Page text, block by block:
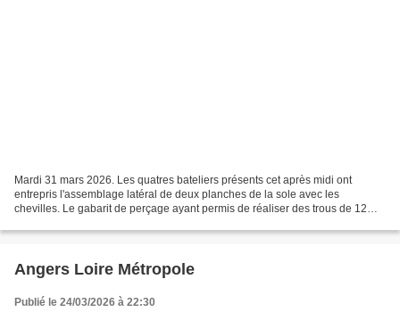
Mardi 31 mars 2026. Les quatres bateliers présents cet après midi ont
entrepris l'assemblage latéral de deux planches de la sole avec les
chevilles. Le gabarit de perçage ayant permis de réaliser des trous de 12
Angers Loire Métropole
Publié le 24/03/2026 à 22:30